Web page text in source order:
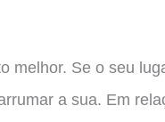
melhor. Se o seu
a sua. Em